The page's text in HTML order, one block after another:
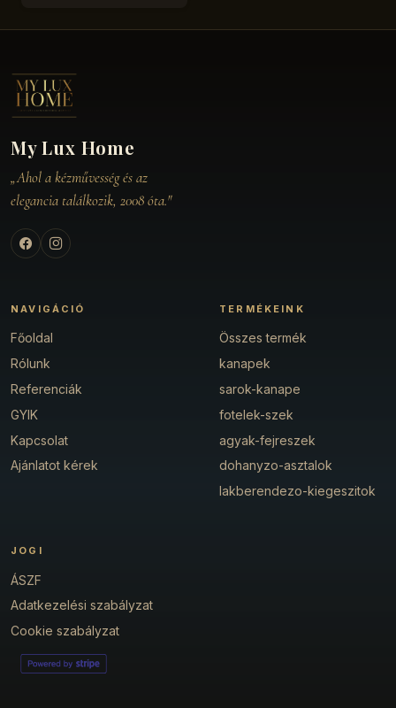
My Lux Home
„Ahol a kézművesség és az
elegancia találkozik, 2008 óta."
NAVIGÁCIÓ
Főoldal
Rólunk
Referenciák
GYIK
Kapcsolat
Ajánlatot kérek
TERMÉKEINK
Összes termék
kanapek
sarok-kanape
fotelek-szek
agyak-fejreszek
dohanyzo-asztalok
lakberendezo-kiegeszitok
JOGI
ÁSZF
Adatkezelési szabályzat
Cookie szabályzat